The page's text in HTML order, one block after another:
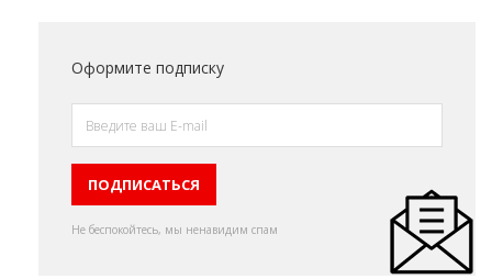
Оформите подписку
Не беспокойтесь, мы ненавидим спам